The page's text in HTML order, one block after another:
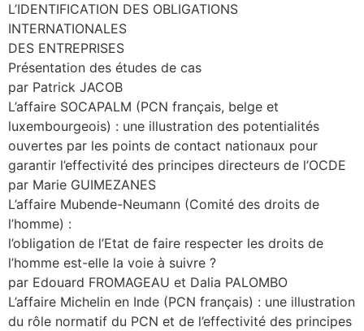
L’IDENTIFICATION DES OBLIGATIONS
INTERNATIONALES
DES ENTREPRISES
Présentation des études de cas
par Patrick JACOB
L’affaire SOCAPALM (PCN français, belge et
luxembourgeois) : une illustration des potentialités
ouvertes par les points de contact nationaux pour
garantir l’effectivité des principes directeurs de l’OCDE
par Marie GUIMEZANES
L’affaire Mubende-Neumann (Comité des droits de
l’homme) :
l’obligation de l’Etat de faire respecter les droits de
l’homme est-elle la voie à suivre ?
par Edouard FROMAGEAU et Dalia PALOMBO
L’affaire Michelin en Inde (PCN français) : une illustration
du rôle normatif du PCN et de l’effectivité des principes